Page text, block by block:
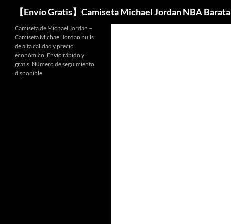
【Envío Gratis】Camiseta Michael Jordan NBA Barata
Buscar
Camiseta de Michael Jordan –
Camiseta Michael Jordan bulls
de alta calidad y precio
económico. Envío rápido y
gratis. Número de seguimiento
disponible.